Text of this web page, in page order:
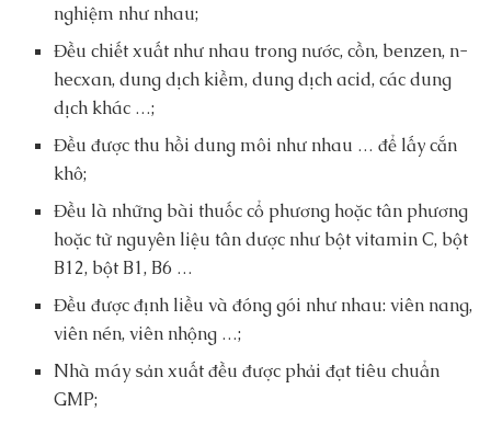
nghiệm như nhau;
Đều chiết xuất như nhau trong nước, cồn, benzen, n-
hecxan, dung dịch kiềm, dung dịch acid, các dung
dịch khác …;
Đều được thu hồi dung môi như nhau … để lấy cắn
khô;
Đều là những bài thuốc cổ phương hoặc tân phương
hoặc từ nguyên liệu tân dược như bột vitamin C, bột
B12, bột B1, B6 …
Đều được định liều và đóng gói như nhau: viên nang,
viên nén, viên nhộng …;
Nhà máy sản xuất đều được phải đạt tiêu chuẩn
GMP;